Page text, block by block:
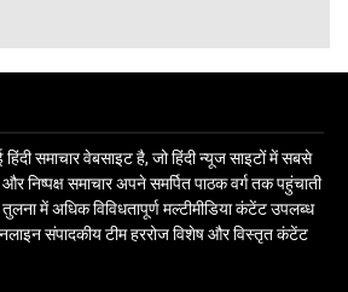
समाचार वेबसाइट है, जो हिंदी न्यूज साइटों में सबसे
निष्पक्ष समाचार अपने समर्पित पाठक वर्ग तक पहुंचाती
में अधिक विविधतापूर्ण मल्टीमीडिया कंटेंट उपलब्ध
संपादकीय टीम हररोज विशेष और विस्तृत कंटेंट